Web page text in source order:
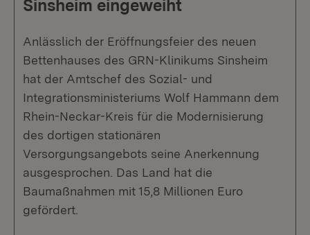
Sinsheim eingeweiht
Anlässlich der Eröffnungsfeier des neuen
Bettenhauses des GRN-Klinikums Sinsheim
hat der Amtschef des Sozial- und
Integrationsministeriums Wolf Hammann dem
Rhein-Neckar-Kreis für die Modernisierung
des dortigen stationären
Versorgungsangebots seine Anerkennung
ausgesprochen. Das Land hat die
Baumaßnahmen mit 15,8 Millionen Euro
gefördert.